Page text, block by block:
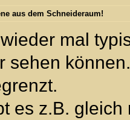
aus dem Schneideraum!
mal
sehen
es z.B.